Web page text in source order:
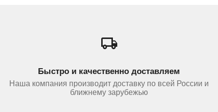
Быстро и качественно доставляем
Наша компания производит доставку по всей России и
ближнему зарубежью